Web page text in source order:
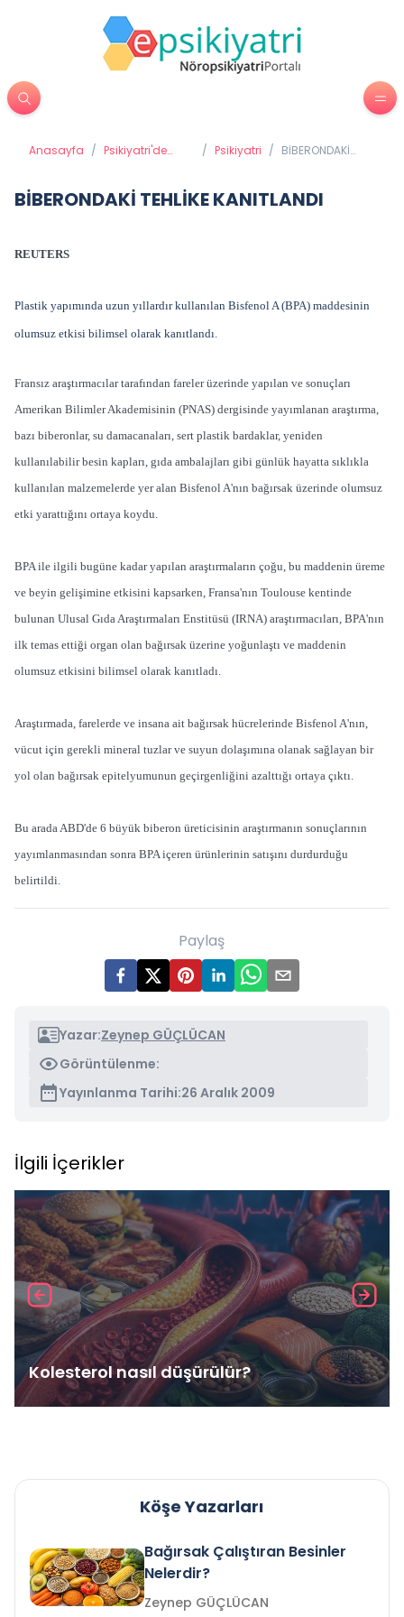
Anasayfa / Psikiyatri'de
/ Psikiyatri / BİBERONDAKİ
BİBERONDAKİ TEHLİKE KANITLANDI
REUTERS
Plastik yapımında uzun yıllardır kullanılan Bisfenol A (BPA) maddesinin
olumsuz etkisi bilimsel olarak kanıtlandı.
Fransız araştırmacılar tarafından fareler üzerinde yapılan ve sonuçları
Amerikan Bilimler Akademisinin (PNAS) dergisinde yayımlanan araştırma,
bazı biberonlar, su damacanaları, sert plastik bardaklar, yeniden
kullanılabilir besin kapları, gıda ambalajları gibi günlük hayatta sıklıkla
kullanılan malzemelerde yer alan Bisfenol A'nın bağırsak üzerinde olumsuz
etki yarattığını ortaya koydu.
BPA ile ilgili bugüne kadar yapılan araştırmaların çoğu, bu maddenin üreme
ve beyin gelişimine etkisini kapsarken, Fransa'nın Toulouse kentinde
bulunan Ulusal Gıda Araştırmaları Enstitüsü (IRNA) araştırmacıları, BPA'nın
ilk temas ettiği organ olan bağırsak üzerine yoğunlaştı ve maddenin
olumsuz etkisini bilimsel olarak kanıtladı.
Araştırmada, farelerde ve insana ait bağırsak hücrelerinde Bisfenol A'nın,
vücut için gerekli mineral tuzlar ve suyun dolaşımına olanak sağlayan bir
yol olan bağırsak epitelyumunun geçirgenliğini azalttığı ortaya çıktı.
Bu arada ABD'de 6 büyük biberon üreticisinin araştırmanın sonuçlarının
yayımlanmasından sonra BPA içeren ürünlerinin satışını durdurduğu
belirtildi.
Paylaş
Yazar:Zeynep GÜÇLÜCAN
Görüntülenme:
Yayınlanma Tarihi:26 Aralık 2009
İlgili İçerikler
Kolesterol nasıl düşürülür?
Köşe Yazarları
Bağırsak Çalıştıran Besinler
Nelerdir?
Zeynep GÜÇLÜCAN